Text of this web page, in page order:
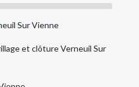
Sur Vienne
et clôture Verneuil Sur